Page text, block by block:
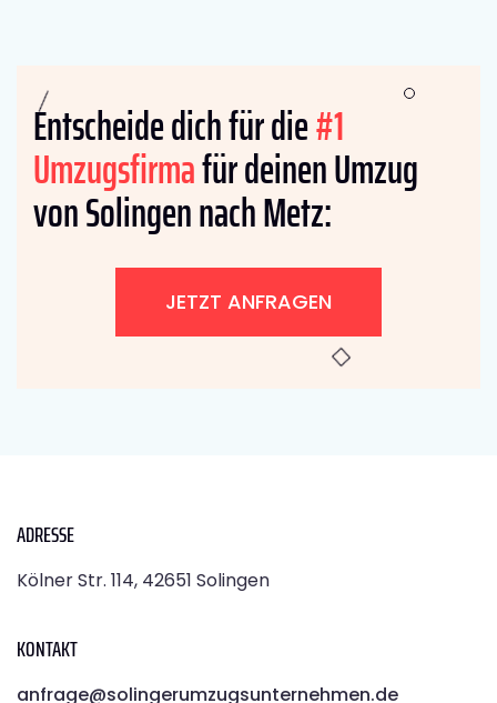
Entscheide dich für die#1
Umzugsfirmafür deinen Umzug
von Solingen nach Metz:
JETZT ANFRAGEN
ADRESSE
Kölner Str. 114, 42651 Solingen
KONTAKT
anfrage@solingerumzugsunternehmen.de